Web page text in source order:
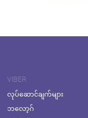
VIBER
လုပ်ဆောင်ချက်များ
ဘလော့ဂ်